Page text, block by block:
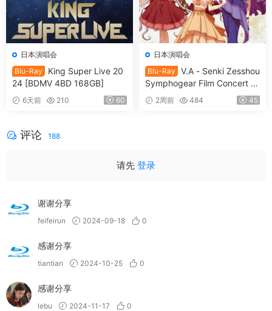
日本演唱会
Blu-Ray
King Super Live 20
24 [BDMV 4BD 168GB]
6天前 210 60
日本演唱会
Blu-Ray
V.A - Senki Zesshou
Symphogear Film Concert 2
025 SymphoNare 戦姫絶唱
シンフォギア フィルムコンサ
2周前 484 45
评论 188
请先 登录
谢谢分享
feifeirun 2024-09-18 0
感谢分享
tiantian 2024-10-25 0
感谢分享
lebu 2024-11-17 0